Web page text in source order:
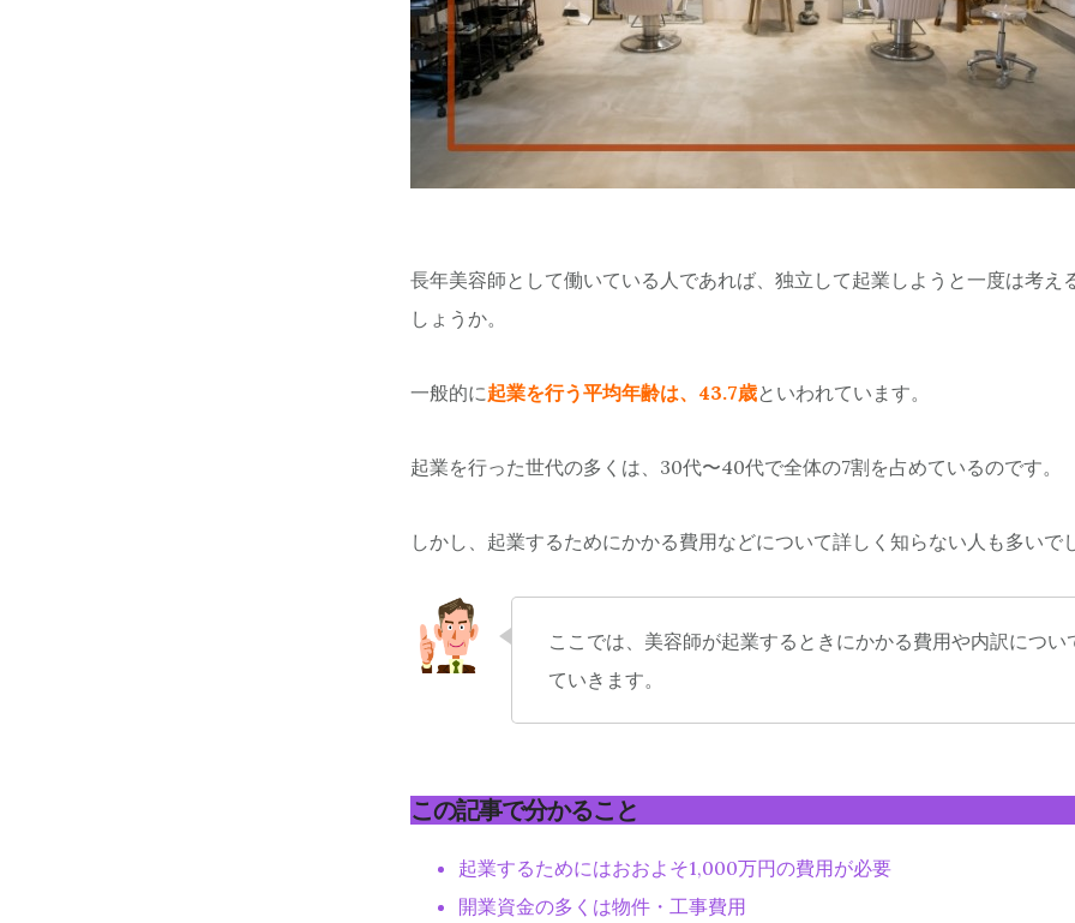
長年美容師として働いている人であれば、独立して起業しようと一度は考え
しょうか。
一般的に起業を行う平均年齢は、43.7歳といわれています。
起業を行った世代の多くは、30代〜40代で全体の7割を占めているのです。
しかし、起業するためにかかる費用などについて詳しく知らない人も多いで
ここでは、美容師が起業するときにかかる費用や内訳につい
ていきます。
この記事で分かること
起業するためにはおおよそ1,000万円の費用が必要
開業資金の多くは物件・工事費用